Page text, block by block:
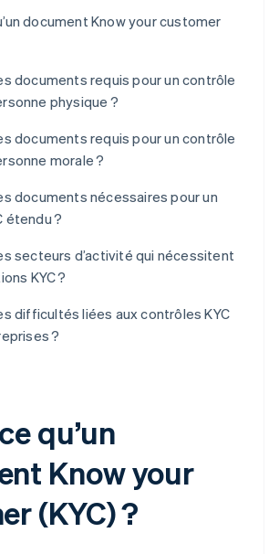
document Know your customer
documents requis pour un contrôle
physique ?
documents requis pour un contrôle
morale ?
documents nécessaires pour un
étendu ?
secteurs d’activité qui nécessitent
KYC ?
difficultés liées aux contrôles KYC
?
qu’un
Know your
(KYC) ?